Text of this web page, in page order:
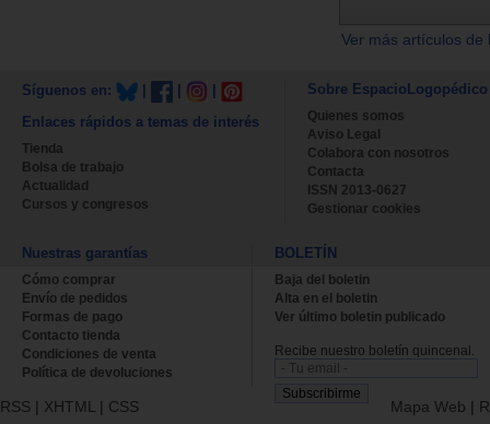
Ver más artículos
Síguenos en:
Enlaces rápidos a temas de interés
Tienda
Bolsa de trabajo
Actualidad
Cursos y congresos
Sobre EspacioLogopédico
Quienes somos
Aviso Legal
Colabora con nosotros
Contacta
ISSN 2013-0627
Gestionar cookies
Nuestras garantías
Cómo comprar
Envío de pedidos
Formas de pago
Contacto tienda
Condiciones de venta
Política de devoluciones
BOLETÍN
Baja del boletin
Alta en el boletin
Ver último boletin publicado
Recibe nuestro boletín quincenal.
RSS | XHTML | CSS Mapa Web |